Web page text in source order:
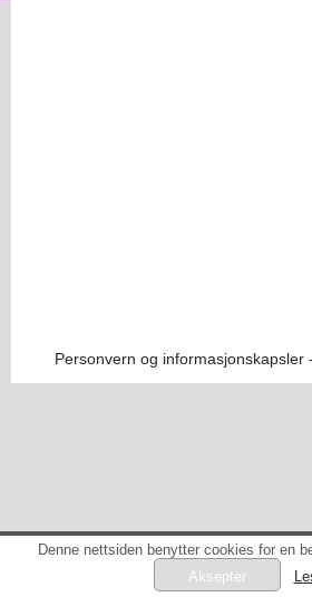
Personvern og informasjonskapsler-
Denne nettsiden benytter cookies for en